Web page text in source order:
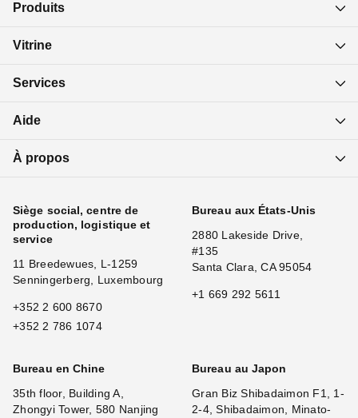
Produits
Vitrine
Services
Aide
À propos
Siège social, centre de
production, logistique et
service
11 Breedewues, L-1259
Senningerberg, Luxembourg
+352 2 600 8670
+352 2 786 1074
Bureau aux États-Unis
2880 Lakeside Drive,
#135
Santa Clara, CA 95054
+1 669 292 5611
Bureau en Chine
35th floor, Building A,
Zhongyi Tower, 580 Nanjing
Bureau au Japon
Gran Biz Shibadaimon F1, 1-
2-4, Shibadaimon, Minato-